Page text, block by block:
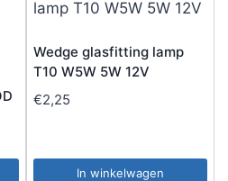
Wedge glasfitting lamp
T10 W5W 5W 12V
€2,25
In winkelwagen